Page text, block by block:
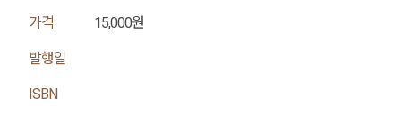
가격 15,000원
발행일
ISBN